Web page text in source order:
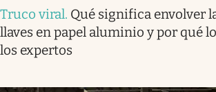
Truco viral. Qué significa envolver
llaves en papel aluminio y por qué
los expertos